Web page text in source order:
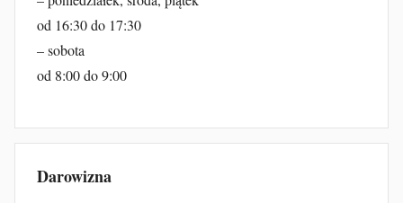
od 16:30 do 17:30
– sobota
od 8:00 do 9:00
Darowizna